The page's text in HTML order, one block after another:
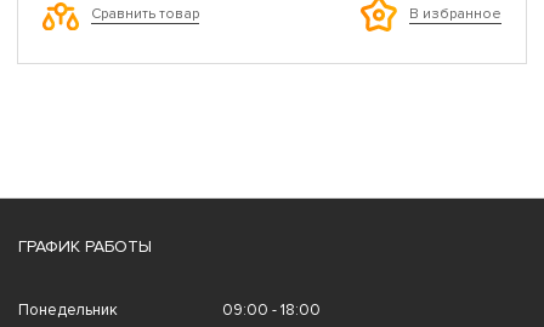
Сравнить товар В избранное
ГРАФИК РАБОТЫ
Понедельник 09:00 - 18:00